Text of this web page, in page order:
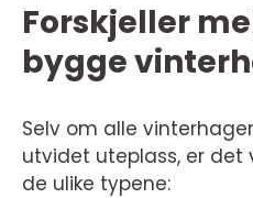
Forskjeller
bygge
Selv om alle
utvidet uteplass, er det
de ulike typene: